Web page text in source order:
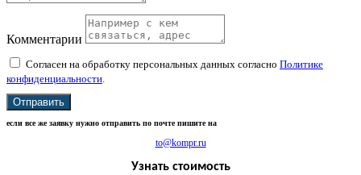
Комментарии
Согласен на обработку персональных данных согласно Политике
конфиденциальности.
Отправить
если все же заявку нужно отправить по почте пишите на
to@kompr.ru
Узнать стоимость